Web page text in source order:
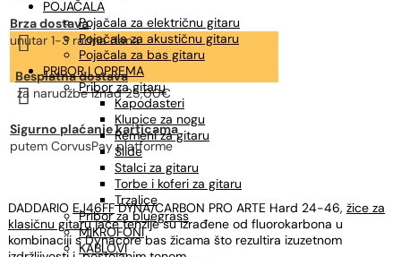
POJAČALA
Pojačala za električnu gitaru
Pojačala za akustičnu gitaru
Pojačala za bas gitaru
PRIBOR I OPREMA
Pribor za gitaru
Kapodasteri
Klupice za nogu
Remeni za gitaru
Slide
Stalci za gitaru
Torbe i koferi za gitaru
Trzalice
Pribor za bluegrass
MIKROFONI
KABLOVI
Brza dostava
unutar 1-3 radna dana

Besplatna dostava
za narudžbeiznad 25,00€

Sigurno plaćanje karticama
putem CorvusPay platforme
DADDARIO EJ46FFDYNA/CARBON PRO ARTE Hard 24-46, žice za
klasičnu gitarujače tenzije su izrađene od fluorokarbona u
kombinaciji s Dynacore bas žicama što rezultira izuzetnom